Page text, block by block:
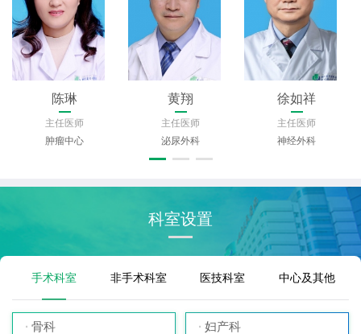
段西凌
主任医师
龚军
主任医师
肝胆胰外科
杨季云
主任医师
医学遗传与罕见病中心
科室设置
手术科室 非手术科室 医技科室 中心及其他
骨科 妇产科